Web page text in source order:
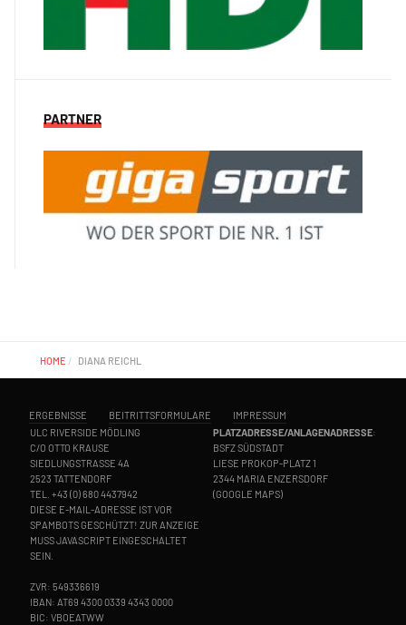
PARTNER
HOME DIANA REICHL
ERGEBNISSE BEITRITTSFORMULARE
IMPRESSUM
ULC RIVERSIDE MÖDLING
C/O OTTO KRAUSE
SIEDLUNGSTRASSE 4A
2523 TATTENDORF
TEL. +43 (0) 680 4437942
DIESE E-MAIL-ADRESSE IST VOR
SPAMBOTS GESCHÜTZT! ZUR ANZEIGE
MUSS JAVASCRIPT EINGESCHALTET
SEIN.
ZVR: 549336619
IBAN: AT69 4300 0339 4343 0000
BIC: VBOEATWW
PLATZADRESSE/ANLAGENADRESSE:
BSFZ SÜDSTADT
LIESE PROKOP-PLATZ 1
2344 MARIA ENZERSDORF
(GOOGLE MAPS)